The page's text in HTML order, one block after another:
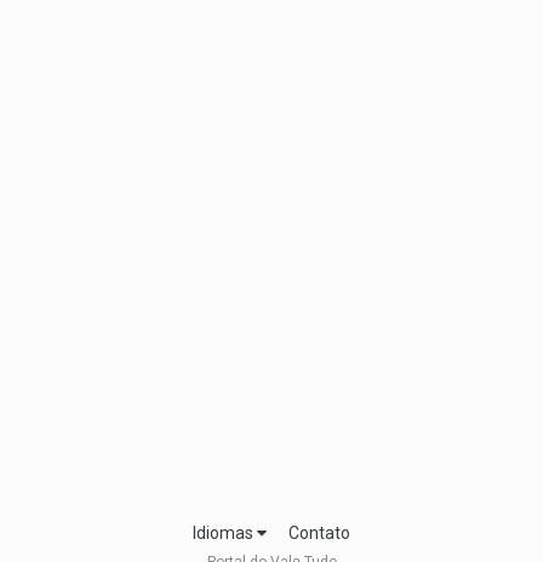
Idiomas Contato